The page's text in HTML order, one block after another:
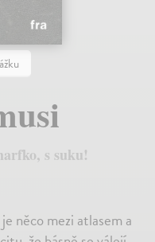
s suku!
něco mezi atlasem a